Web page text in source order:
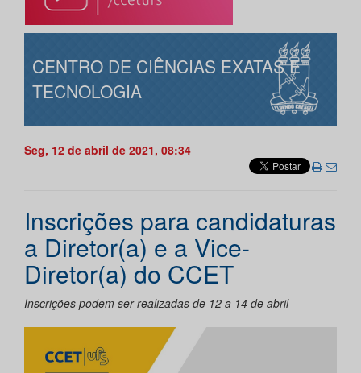
CENTRO DE CIÊNCIAS EXATAS E
TECNOLOGIA
Seg, 12 de abril de 2021, 08:34
Inscrições para candidaturas
a Diretor(a) e a Vice-
Diretor(a) do CCET
Inscrições podem ser realizadas de 12 a 14 de abril